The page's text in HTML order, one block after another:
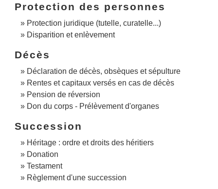
Protection des personnes
Protection juridique (tutelle, curatelle...)
Disparition et enlèvement
Décès
Déclaration de décès, obsèques et sépulture
Rentes et capitaux versés en cas de décès
Pension de réversion
Don du corps - Prélèvement d'organes
Succession
Héritage : ordre et droits des héritiers
Donation
Testament
Règlement d'une succession